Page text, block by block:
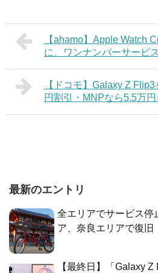
【ahamo】Apple Watch
に、ワンナンバーサービ
【ドコモ】Galaxy Z
円割引・MNPなら5.5万円
最新のエントリ
全エリアでサービス停
ア、奈良エリアで復旧
【最終日】「Galaxy